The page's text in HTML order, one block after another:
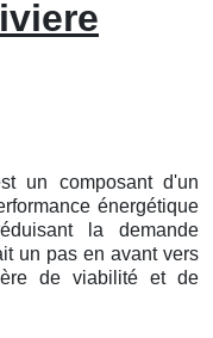
un composant d'un
énergétique
la demande
un pas en avant vers
de viabilité et de